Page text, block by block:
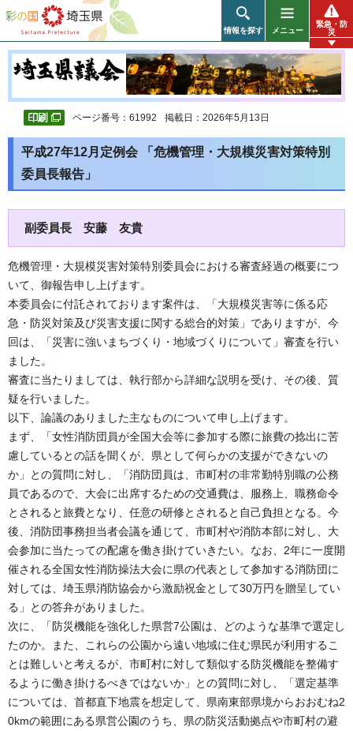
彩の国 埼玉県
情報を探す メニュー
緊急・防
災
ページ番号：61992 掲載日：2026年5月13日
平成27年12月定例会 「危機管理・大規模災害対策特別
委員長報告」
副委員長 安藤 友貴
危機管理・大規模災害対策特別委員会における審査経過の概要につ
いて、御報告申し上げます。
本委員会に付託されております案件は、「大規模災害等に係る応
急・防災対策及び災害支援に関する総合的対策」でありますが、今
回は、「災害に強いまちづくり・地域づくりについて」審査を行い
ました。
審査に当たりましては、執行部から詳細な説明を受け、その後、質
疑を行いました。
以下、論議のありました主なものについて申し上げます。
まず、「女性消防団員が全国大会等に参加する際に旅費の捻出に苦
慮しているとの話を聞くが、県として何らかの支援ができないの
か」との質問に対し、「消防団員は、市町村の非常勤特別職の公務
員であるので、大会に出席するための交通費は、服務上、職務命令
とされると旅費となり、任意の研修とされると自己負担となる。今
後、消防団事務担当者会議を通じて、市町村や消防本部に対し、大
会参加に当たっての配慮を働き掛けていきたい。なお、2年に一度開
催される全国女性消防操法大会に県の代表として参加する消防団に
対しては、埼玉県消防協会から激励祝金として30万円を贈呈してい
る」との答弁がありました。
次に、「防災機能を強化した県営7公園は、どのような基準で選定し
たのか。また、これらの公園から遠い地域に住む県民が利用するこ
とは難しいと考えるが、市町村に対して類似する防災機能を整備す
るように働き掛けるべきではないか」との質問に対し、「選定基準
については、首都直下地震を想定して、県南東部県境からおおむね2
0kmの範囲にある県営公園のうち、県の防災活動拠点や市町村の避